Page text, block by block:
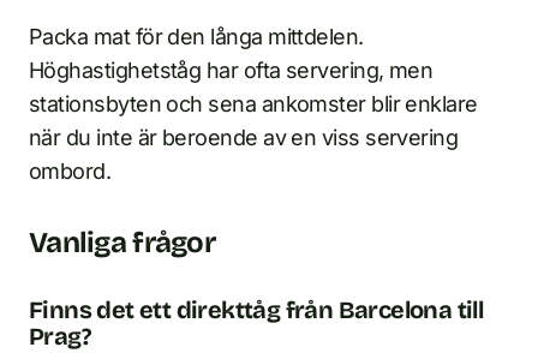
Packa mat för den långa mittdelen.
Höghastighetståg har ofta servering, men
stationsbyten och sena ankomster blir enklare
när du inte är beroende av en viss servering
ombord.
Vanliga frågor
Finns det ett direkttåg från Barcelona till
Prag?